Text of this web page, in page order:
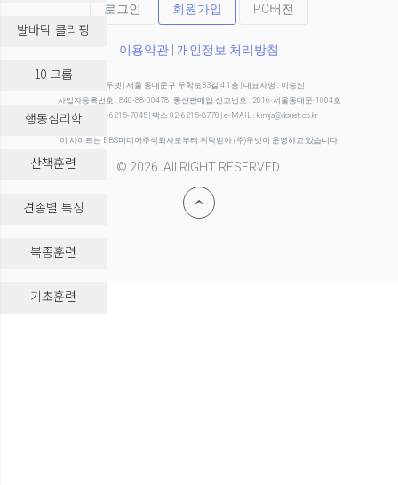
발바닥 클리핑
10 그룹
행동심리학
산책훈련
견종별 특징
복종훈련
기초훈련
로그인 회원가입 PC버전
이용약관 개인정보 처리방침
(주)두넷 | 서울 동대문구 무학로33길 4 1층 | 대표자명 : 이승진
사업자등록번호 : 840-88-00478 | 통신판매업 신고번호 : 2016-서울동대문-1004호
전화 02-6215-7045 | 팩스 02-6215-8770 | e-MAIL : kimja@donet.co.kr
이 사이트는 EBS미디어주식회사로부터 위탁받아 (주)두넷이 운영하고 있습니다.
© 2026. All RIGHT RESERVED.